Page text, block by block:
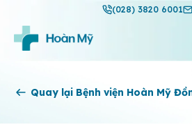
(028) 3820 6001
Hoàn Mỹ
Quay lại Bệnh viện Hoàn Mỹ